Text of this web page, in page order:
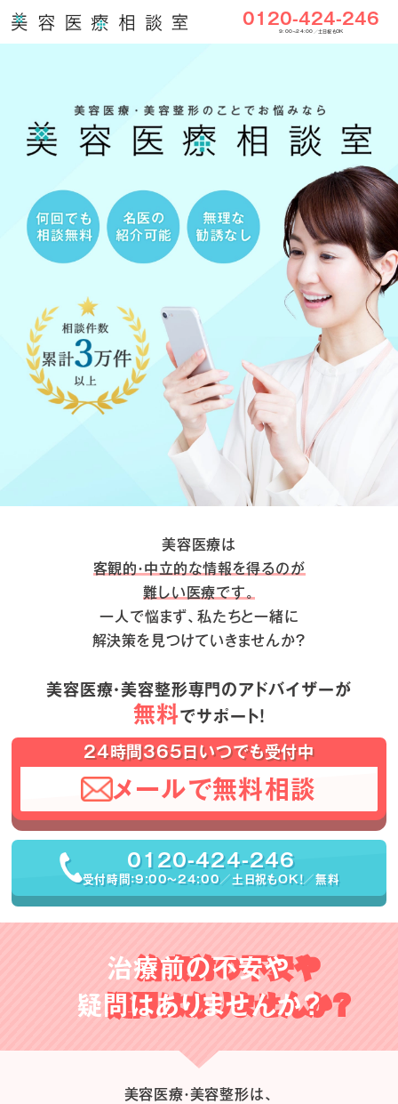
0120-424-246
9:00〜24:00／土日祝もOK
美容医療は
客観的・中立的な情報を得るのが
難しい医療です。
一人で悩まず、私たちと一緒に
解決策を見つけていきませんか？
美容医療・美容整形専門のアドバイザーが
無料でサポート！
24時間365日いつでも受付中
メールで無料相談
0120-424-246
受付時間：9:00〜24:00／土日祝もOK！／無料
治療前の不安や
疑問はありませんか？
美容医療・美容整形は、